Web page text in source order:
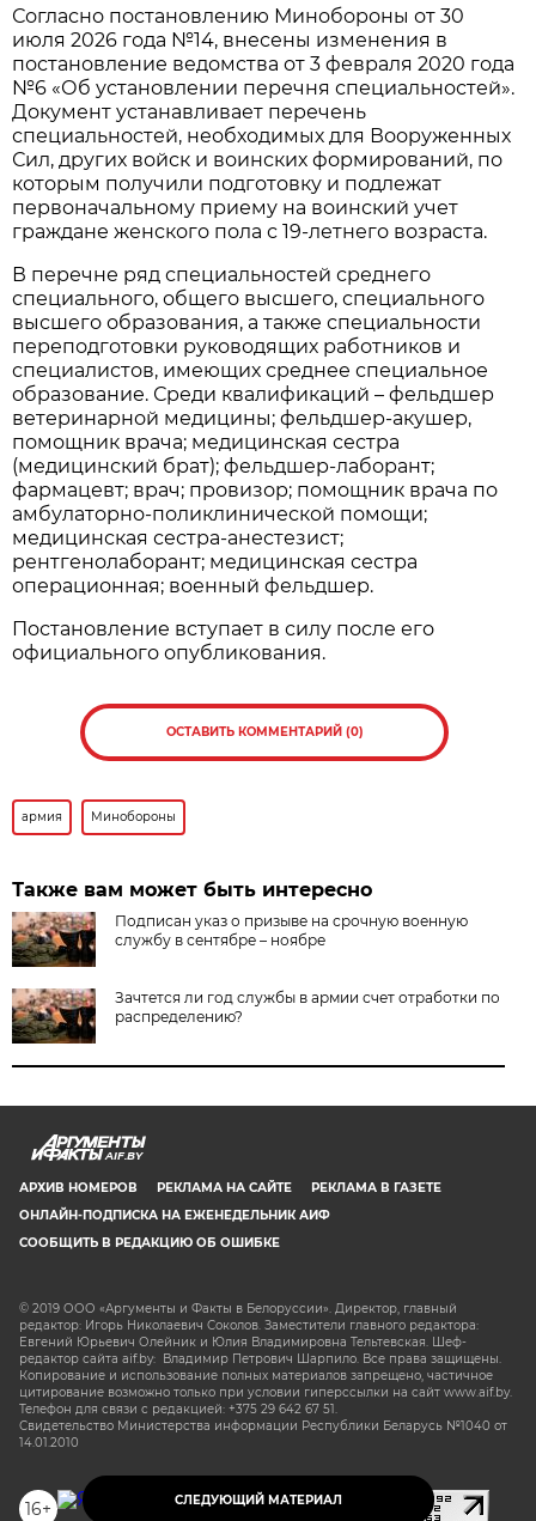
СЛЕДУЮЩИЙ МАТЕРИАЛ
Согласно постановлению Минобороны от 30
июля 2026 года №14, внесены изменения в
постановление ведомства от 3 февраля 2020 года
№6 «Об установлении перечня специальностей».
Документ устанавливает перечень
специальностей, необходимых для Вооруженных
Сил, других войск и воинских формирований, по
которым получили подготовку и подлежат
первоначальному приему на воинский учет
граждане женского пола с 19-летнего возраста.
В перечне ряд специальностей среднего
специального, общего высшего, специального
высшего образования, а также специальности
переподготовки руководящих работников и
специалистов, имеющих среднее специальное
образование. Среди квалификаций – фельдшер
ветеринарной медицины; фельдшер-акушер,
помощник врача; медицинская сестра
(медицинский брат); фельдшер-лаборант;
фармацевт; врач; провизор; помощник врача по
амбулаторно-поликлинической помощи;
медицинская сестра-анестезист;
рентгенолаборант; медицинская сестра
операционная; военный фельдшер.
Постановление вступает в силу после его
официального опубликования.
ОСТАВИТЬ КОММЕНТАРИЙ (0)
армия Минобороны
Также вам может быть интересно
Подписан указ о призыве на срочную военную
службу в сентябре – ноябре
Зачтется ли год службы в армии счет отработки по
распределению?
AIF.BY
АРХИВ НОМЕРОВ РЕКЛАМА НА САЙТЕ
РЕКЛАМА В ГАЗЕТЕ
ОНЛАЙН-ПОДПИСКА НА ЕЖЕНЕДЕЛЬНИК АИФ
СООБЩИТЬ В РЕДАКЦИЮ ОБ ОШИБКЕ
© 2019 ООО «Аргументы и Факты в Белоруссии». Директор, главный
редактор: Игорь Николаевич Соколов. Заместители главного редактора:
Евгений Юрьевич Олейник и Юлия Владимировна Тельтевская. Шеф-
редактор сайта aif.by: Владимир Петрович Шарпило. Все права защищены.
Копирование и использование полных материалов запрещено, частичное
цитирование возможно только при условии гиперссылки на сайт www.aif.by.
Телефон для связи с редакцией: +375 29 642 67 51.
Свидетельство Министерства информации Республики Беларусь №1040 от
14.01.2010
16+